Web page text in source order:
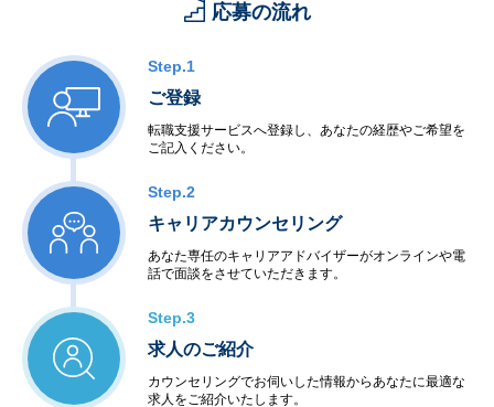
応募の流れ
Step.1
ご登録
転職支援サービスへ登録し、あなたの経歴やご希望を
ご記入ください。
Step.2
キャリアカウンセリング
あなた専任のキャリアアドバイザーがオンラインや電
話で面談をさせていただきます。
Step.3
求人のご紹介
カウンセリングでお伺いした情報からあなたに最適な
求人をご紹介いたします。